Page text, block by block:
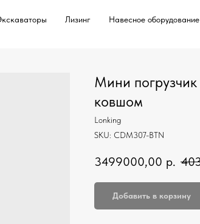
Лизинг
Навесное оборудование
Мини
ковшом
Lonking
SKU: CDM307-BTN
3499000,00 р.
Добавить в корзину